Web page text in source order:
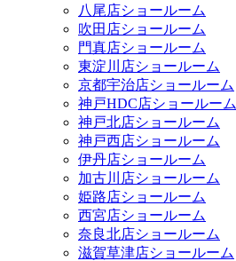
八尾店ショールーム
吹田店ショールーム
門真店ショールーム
東淀川店ショールーム
京都宇治店ショールーム
神戸HDC店ショールーム
神戸北店ショールーム
神戸西店ショールーム
伊丹店ショールーム
加古川店ショールーム
姫路店ショールーム
西宮店ショールーム
奈良北店ショールーム
滋賀草津店ショールーム